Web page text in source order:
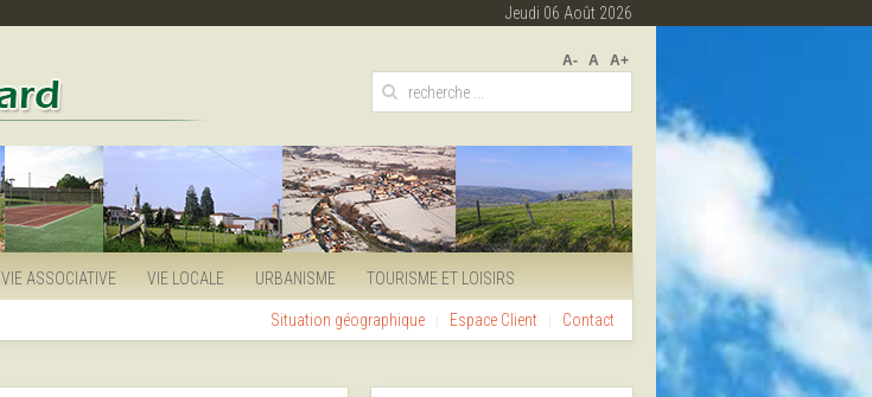
Jeudi 06 Août 2026
A- A A+
VIE ASSOCIATIVE VIE LOCALE URBANISME TOURISME ET LOISIRS
Situation géographique Espace Client Contact